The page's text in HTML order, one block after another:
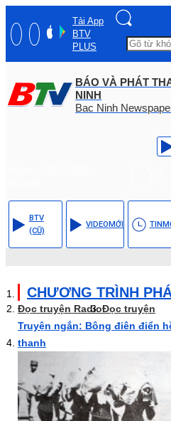
Tải App
BTV
PLUS
BÁO VÀ PHÁT
NINH
Bac Ninh
BTV
(CŨ)
VIDEOMỚI TIN
CHƯƠNG TRÌNH
Đọc truyện RadioĐọc truyện
Truyện ngắn: Bông điên điển
thanh